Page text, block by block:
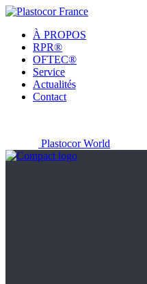
À PROPOS
RPR®
OFTEC®
Service
Actualités
Contact
Plastocor World